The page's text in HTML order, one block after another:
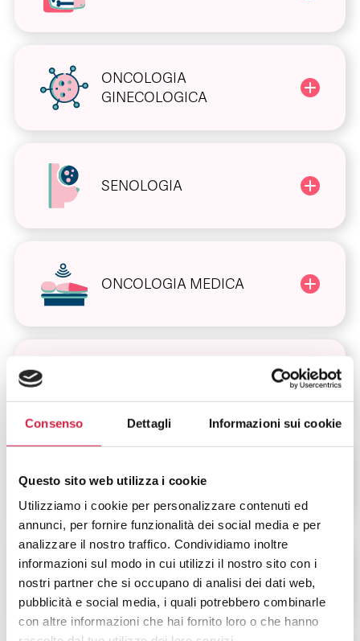
Consenso Dettagli Informazioni sui cookie
Questo sito web utilizza i cookie
Utilizziamo i cookie per personalizzare contenuti ed
annunci, per fornire funzionalità dei social media e per
analizzare il nostro traffico. Condividiamo inoltre
informazioni sul modo in cui utilizzi il nostro sito con i
nostri partner che si occupano di analisi dei dati web,
pubblicità e social media, i quali potrebbero combinarle
con altre informazioni che hai fornito loro o che hanno
ONCOLOGIA
GINECOLOGICA
SENOLOGIA
ONCOLOGIA MEDICA
DIABETOLOGIA
DIETOLOGIA